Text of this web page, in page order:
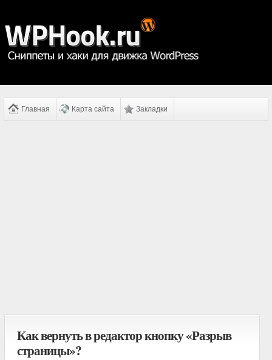
Главная Карта сайта Закладки
Как вернуть в редактор кнопку «Разрыв
страницы»?